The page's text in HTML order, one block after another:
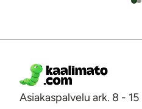
Asiakaspalvelu ark. 8 - 15